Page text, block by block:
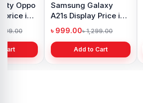
price in
Cart
Samsung Galaxy
A21s Display Price in
Bangladesh
৳ 999.00৳ 1,299.00
Add to Cart